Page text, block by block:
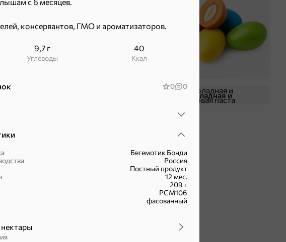
консервантов, ГМО и ароматизаторов.
9,7 г
Углеводы
40
ккал
0 0
Бегемотик Бонди
Россия
Постный продукт
12 мес.
209 г
РСМ106
фасованный
Шоколадная и